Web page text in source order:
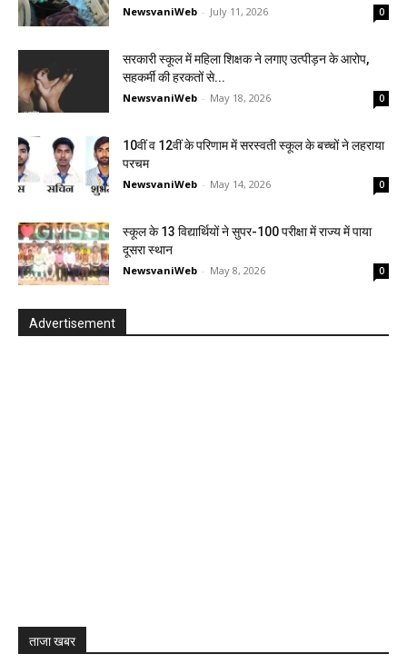
NewsvaniWeb - July 11, 2026 0
सरकारी स्कूल में महिला शिक्षक ने लगाए उत्पीड़न के आरोप,
सहकर्मी की हरकतों से...
NewsvaniWeb - May 18, 2026 0
10वीं व 12वीं के परिणाम में सरस्वती स्कूल के बच्चों ने लहराया
परचम
NewsvaniWeb - May 14, 2026 0
स्कूल के 13 विद्यार्थियों ने सुपर-100 परीक्षा में राज्य में पाया
दूसरा स्थान
NewsvaniWeb - May 8, 2026 0
Advertisement
ताजा खबर